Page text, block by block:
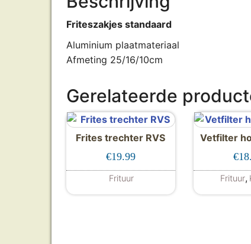
Friteszakjes standaard
Aluminium plaatmateriaal
Afmeting 25/16/10cm
Gerelateerde
Frites trechter RVS
€19.99
Frituur
Vetfilter
€
Frituur,